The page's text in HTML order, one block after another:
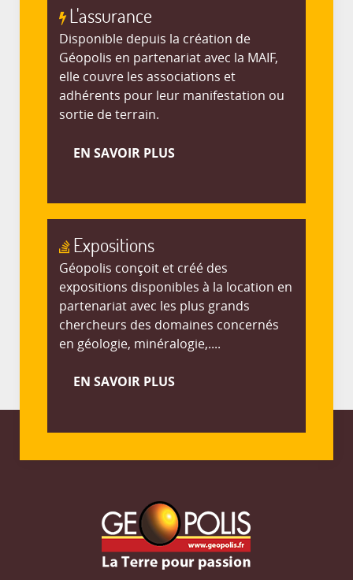
L'assurance
Disponible depuis la création de
Géopolis en partenariat avec la MAIF,
elle couvre les associations et
adhérents pour leur manifestation ou
sortie de terrain.
EN SAVOIR PLUS
Expositions
Géopolis conçoit et créé des
expositions disponibles à la location en
partenariat avec les plus grands
chercheurs des domaines concernés
en géologie, minéralogie,....
EN SAVOIR PLUS